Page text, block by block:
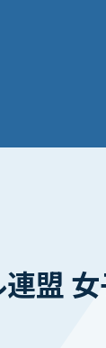
盟